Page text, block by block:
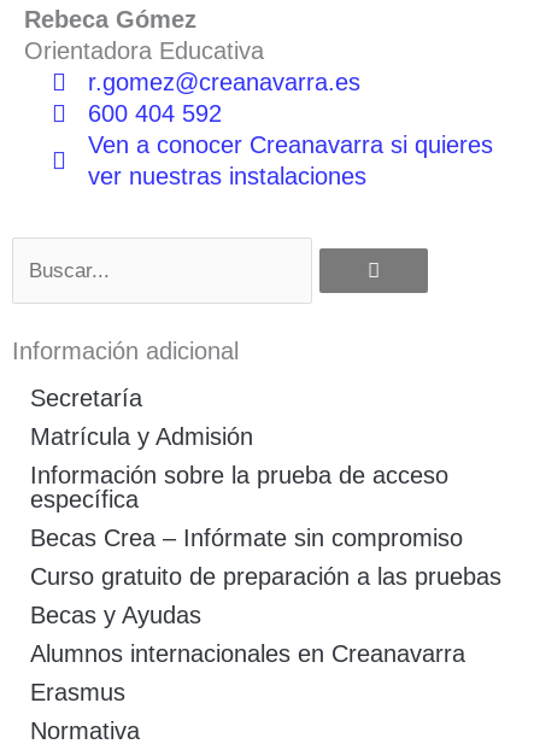
Rebeca Gómez
Orientadora Educativa
r.gomez@creanavarra.es
600 404 592
Ven a conocer Creanavarra si quieres
ver nuestras instalaciones
Información adicional
Secretaría
Matrícula y Admisión
Información sobre la prueba de acceso
específica
Becas Crea – Infórmate sin compromiso
Curso gratuito de preparación a las pruebas
Becas y Ayudas
Alumnos internacionales en Creanavarra
Erasmus
Normativa